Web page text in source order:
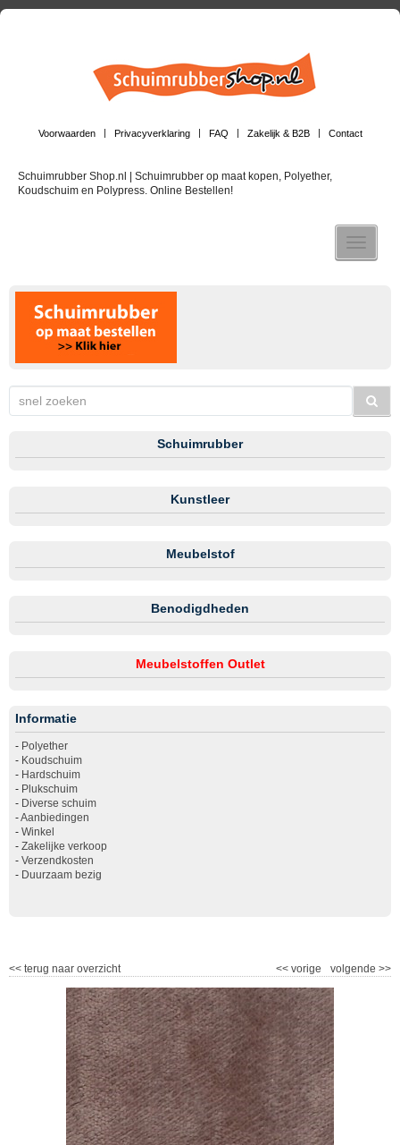
Voorwaarden Privacyverklaring FAQ Zakelijk & B2B Contact
Schuimrubber Shop.nl | Schuimrubber op maat kopen, Polyether,
Koudschuim en Polypress. Online Bestellen!
Toggle
Schuimrubber
Kunstleer
Meubelstof
Benodigdheden
Meubelstoffen Outlet
Informatie
- Polyether
- Koudschuim
- Hardschuim
- Plukschuim
- Diverse schuim
-Aanbiedingen
- Winkel
- Zakelijke verkoop
- Verzendkosten
- Duurzaam bezig
<< terug naar overzicht volgende >>
<< vorige